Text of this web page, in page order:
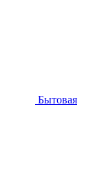
Бытовая